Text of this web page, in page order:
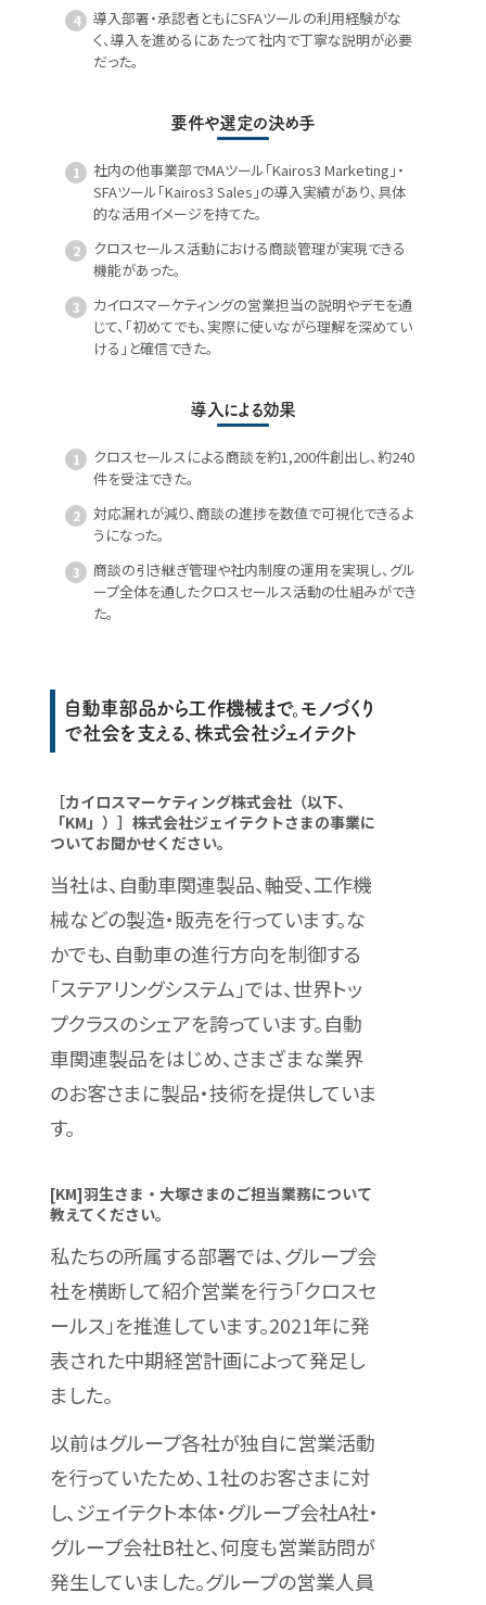
導入部署・承認者ともにSFAツールの利用経験がな
く、導入を進めるにあたって社内で丁寧な説明が必要
だった。
要件や選定の決め手
社内の他事業部でMAツール「Kairos3 Marketing」・
SFAツール「Kairos3 Sales」の導入実績があり、具体
的な活用イメージを持てた。
クロスセールス活動における商談管理が実現できる
機能があった。
カイロスマーケティングの営業担当の説明やデモを通
じて、「初めてでも、実際に使いながら理解を深めてい
ける」と確信できた。
導入による効果
クロスセールスによる商談を約1,200件創出し、約240
件を受注できた。
対応漏れが減り、商談の進捗を数値で可視化できるよ
うになった。
商談の引き継ぎ管理や社内制度の運用を実現し、グル
ープ全体を通したクロスセールス活動の仕組みができ
た。
自動車部品から工作機械まで。モノづくり
で社会を支える、株式会社ジェイテクト
［カイロスマーケティング株式会社（以下、
「KM」）］株式会社ジェイテクトさまの事業に
ついてお聞かせください。
当社は、自動車関連製品、軸受、工作機
械などの製造・販売を行っています。な
かでも、自動車の進行方向を制御する
「ステアリングシステム」では、世界トッ
プクラスのシェアを誇っています。自動
車関連製品をはじめ、さまざまな業界
のお客さまに製品・技術を提供していま
す。
[KM]羽生さま・大塚さまのご担当業務について
教えてください。
私たちの所属する部署では、グループ会
社を横断して紹介営業を行う「クロスセ
ールス」を推進しています。2021年に発
表された中期経営計画によって発足し
ました。
以前はグループ各社が独自に営業活動
を行っていたため、１社のお客さまに対
し、ジェイテクト本体・グループ会社A社・
グループ会社B社と、何度も営業訪問が
発生していました。グループの営業人員